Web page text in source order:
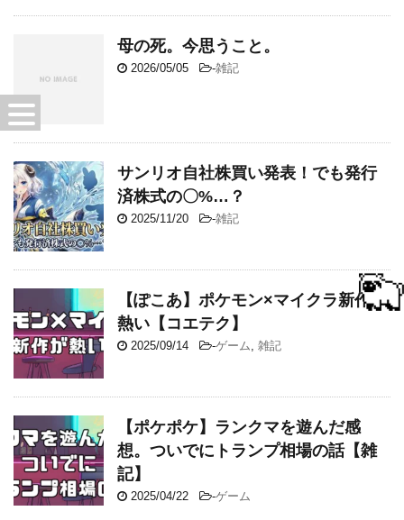
母の死。今思うこと。
2026/05/05 -雑記
サンリオ自社株買い発表！でも発行
済株式の〇%…？
2025/11/20 -雑記
【ぽこあ】ポケモン×マイクラ新作が
熱い【コエテク】
2025/09/14 -ゲーム 雑記
【ポケポケ】ランクマを遊んだ感
想。ついでにトランプ相場の話【雑
記】
2025/04/22 -ゲーム